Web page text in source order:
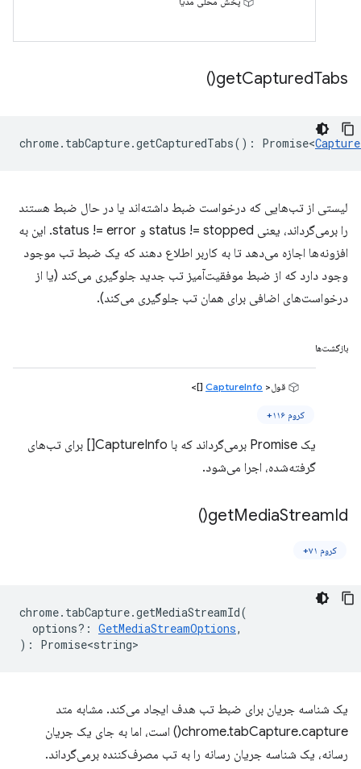
getCapturedTabs(
)
chrome. tabCapture.getCapturedTabs() : Promise<
لیستی از تب‌هایی که درخواست ضبط داشته‌اند یا در حال ضبط هستند
را برمی‌گرداند، یعنی status != stopped و status != error. این به
افزونه‌ها اجازه می‌دهد تا به کاربر اطلاع دهند که یک ضبط تب موجود
وجود دارد که از ضبط موفقیت‌آمیز تب جدید جلوگیری می‌کند (یا از
درخواست‌های اضافی برای همان تب جلوگیری می‌کند).
بازگشت‌ها
قول< CaptureInfo
[]>
کروم ۱۱۶+
یک Promise برمی‌گرداند که با CaptureInfo[] برای تب‌های
گرفته‌شده، اجرا می‌شود.
getMediaStreamId(
)
کروم ۷۱+
chrome. tabCapture.getMediaStreamId(
options? : GetMediaStreamOptions,
) : Promise<string>
یک شناسه جریان برای ضبط تب هدف ایجاد می‌کند. مشابه متد
chrome.tabCapture.capture() است، اما به جای یک جریان
رسانه، یک شناسه جریان رسانه را به تب مصرف‌کننده برمی‌گرداند.